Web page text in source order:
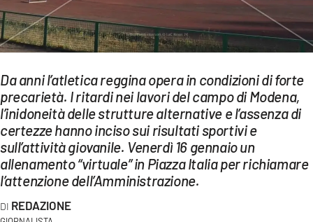
Streaming
LAC NETWORK
LAC ONAIR
Network
Da anni l’atletica reggina opera in condizioni di forte
precarietà. I ritardi nei lavori del campo di Modena,
l’inidoneità delle strutture alternative e l’assenza di
certezze hanno inciso sui risultati sportivi e
sull’attività giovanile. Venerdì 16 gennaio un
allenamento “virtuale” in Piazza Italia per richiamare
l’attenzione dell’Amministrazione.
REDAZIONE